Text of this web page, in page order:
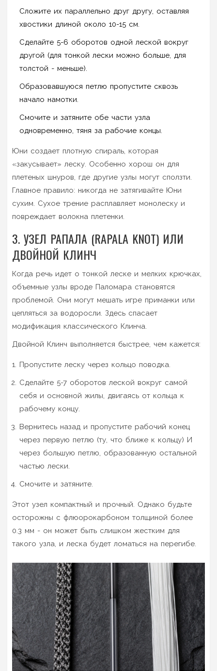
Сложите их параллельно друг другу, оставляя
хвостики длиной около 10-15 см.
Сделайте 5-6 оборотов одной леской вокруг
другой (для тонкой лески можно больше, для
толстой - меньше).
Образовавшуюся петлю пропустите сквозь
начало намотки.
Смочите и затяните обе части узла
одновременно, тяня за рабочие концы.
Юни создает плотную спираль, которая
«закусывает» леску. Особенно хорош он для
плетеных шнуров, где другие узлы могут сползти.
Главное правило: никогда не затягивайте Юни
сухим. Сухое трение расплавляет монолеску и
повреждает волокна плетенки.
3. УЗЕЛ РАПАЛА (RAPALA KNOT) ИЛИ
ДВОЙНОЙ КЛИНЧ
Когда речь идет о тонкой леске и мелких крючках,
объемные узлы вроде Паломара становятся
проблемой. Они могут мешать игре приманки или
цепляться за водоросли. Здесь спасает
модификация классического Клинча.
Двойной Клинч выполняется быстрее, чем кажется:
Пропустите леску через кольцо поводка.
Сделайте 5-7 оборотов леской вокруг самой
себя и основной жилы, двигаясь от кольца к
рабочему концу.
Вернитесь назад и пропустите рабочий конец
через первую петлю (ту, что ближе к кольцу) И
через большую петлю, образованную остальной
частью лески.
Смочите и затяните.
Этот узел компактный и прочный. Однако будьте
осторожны с флюорокарбоном толщиной более
0.3 мм - он может быть слишком жестким для
такого узла, и леска будет ломаться на перегибе.